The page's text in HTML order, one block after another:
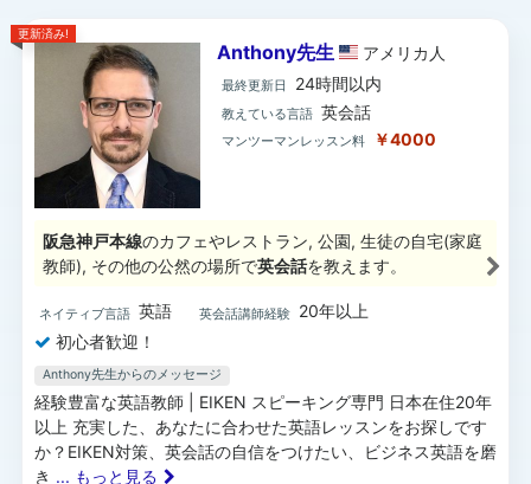
更新済み!
Anthony先生 アメリカ 人
最終更新日 24時間以内
教えている言語 英会話
マンツーマンレッスン料 ￥4000
阪急神戸本線のカフェやレストラン, 公園, 生徒の自宅(家庭
教師), その他の公然の場所で英会話を教えます。
ネイティブ言語 英語 英会話講師経験
20年以上
初心者歓迎！
Anthony先生からのメッセージ
経験豊富な英語教師 | EIKEN スピーキング専門 日本在住20年
以上 充実した、あなたに合わせた英語レッスンをお探しです
か？EIKEN対策、英会話の自信をつけたい、ビジネス英語を磨
き ... もっと見る